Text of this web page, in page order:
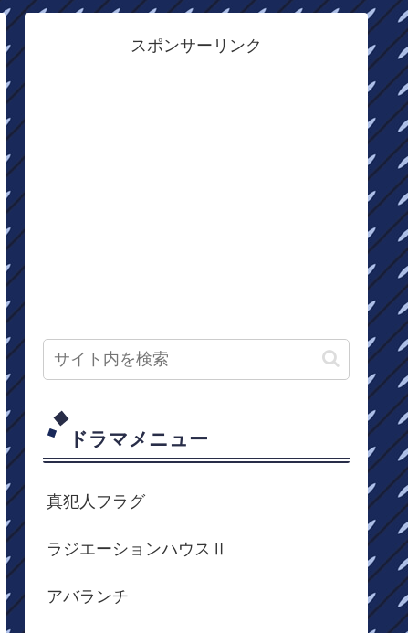
スポンサーリンク
ドラマメニュー
真犯人フラグ
ラジエーションハウスⅡ
アバランチ